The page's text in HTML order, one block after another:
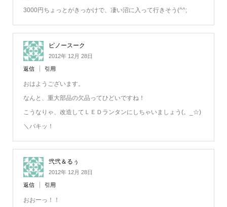
3000円ちょっとがきっかけで、凄い沼に入って行きそう(^^;
ピノースーク
2012年 12月 28日
返信 引用
おはようございます。
なんと、重大部品の欠品ってひどいですね！
こうなりゃ、改造してＬＥＤランタンにしちゃいましょう(。_☆)
＼バキッ！
弐弐＆るぅ
2012年 12月 28日
返信 引用
おおーっ！！